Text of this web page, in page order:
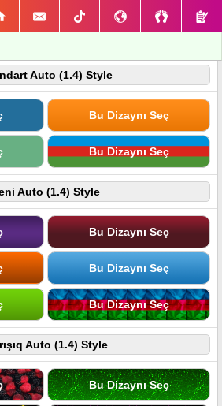
Auto (1.4) Style
Bu Dizaynı Seç
Bu Dizaynı Seç
Auto (1.4) Style
Bu Dizaynı Seç
Bu Dizaynı Seç
Bu Dizaynı Seç
Auto (1.4) Style
Bu Dizaynı Seç